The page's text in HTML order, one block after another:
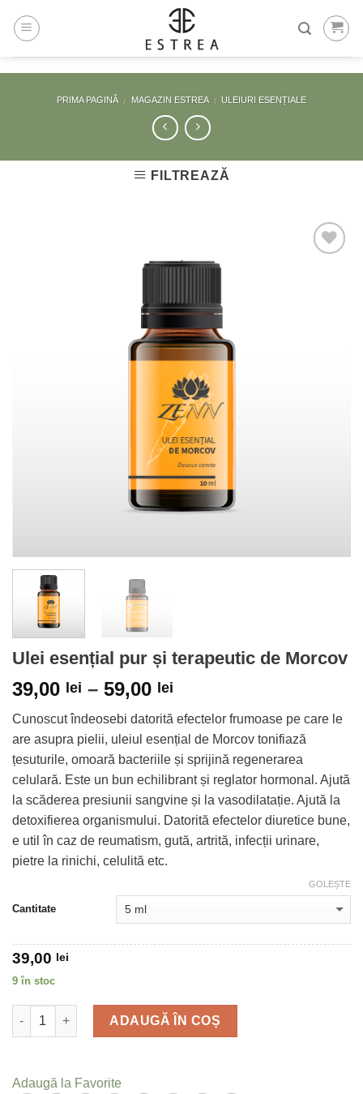
PRIMA PAGINĂ / MAGAZIN ESTREA / ULEIURI ESENȚIALE
FILTREAZĂ
Ulei esențial pur și terapeutic de Morcov
39,00 lei – 59,00 lei
Cunoscut îndeosebi datorită efectelor frumoase pe care le
are asupra pielii, uleiul esențial de Morcov tonifiază
țesuturile, omoară bacteriile și sprijină regenerarea
celulară. Este un bun echilibrant și reglator hormonal. Ajută
la scăderea presiunii sangvine și la vasodilatație. Ajută la
detoxifierea organismului. Datorită efectelor diuretice bune,
e util în caz de reumatism, gută, artrită, infecții urinare,
pietre la rinichi, celulită etc.
Cantitate
GOLEȘTE
39,00 lei
9 în stoc
Cantitate
ADAUGĂ ÎN COȘ
Adaugă la Favorite